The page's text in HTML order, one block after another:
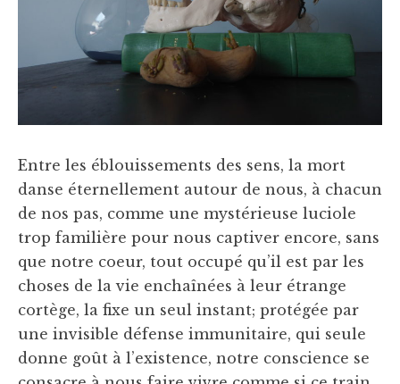
Entre les éblouissements des sens, la mort
danse éternellement autour de nous, à chacun
de nos pas, comme une mystérieuse luciole
trop familière pour nous captiver encore, sans
que notre coeur, tout occupé qu’il est par les
choses de la vie enchaînées à leur étrange
cortège, la fixe un seul instant; protégée par
une invisible défense immunitaire, qui seule
donne goût à l’existence, notre conscience se